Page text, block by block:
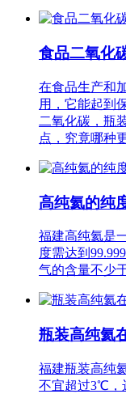
食品二氧化
在食品生产和
用，它能起到
二氧化碳，瓶
点，究竟哪种
高纯氦的纯
福建高纯氦是
度需达到
气的含量不少
瓶装高纯氦
福建瓶装高纯
不宜超过3℃，